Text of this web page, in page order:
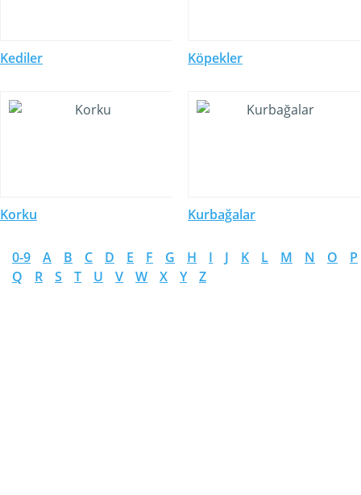
Kediler Köpekler
Korku Kurbağalar
0-9 A B C D E F G H I J K L M N O
P
Q
R S T U V W X Y Z